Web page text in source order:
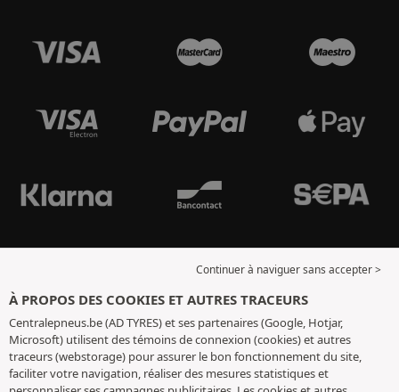
Continuer à naviguer sans accepter >
À PROPOS DES COOKIES ET AUTRES TRACEURS
Centralepneus.be (AD TYRES) et ses partenaires (Google, Hotjar,
Microsoft) utilisent des témoins de connexion (cookies) et autres
traceurs (webstorage) pour assurer le bon fonctionnement du site,
faciliter votre navigation, réaliser des mesures statistiques et